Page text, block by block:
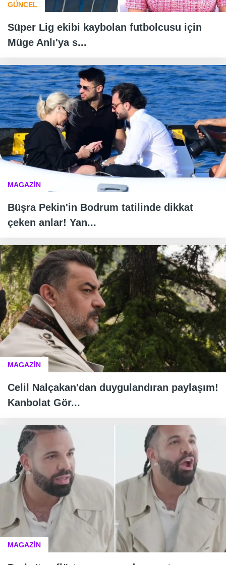
GÜNCEL
Süper Lig ekibi kaybolan futbolcusu için
Müge Anlı'ya s...
MAGAZİN
Büşra Pekin'in Bodrum tatilinde dikkat
çeken anlar! Yan...
MAGAZİN
Celil Nalçakan'dan duygulandıran paylaşım!
Kanbolat Gör...
MAGAZİN